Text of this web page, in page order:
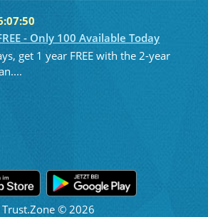
- Only 100 Available Today
get 1 year FREE with the 2-year
Trust.Zone © 2026